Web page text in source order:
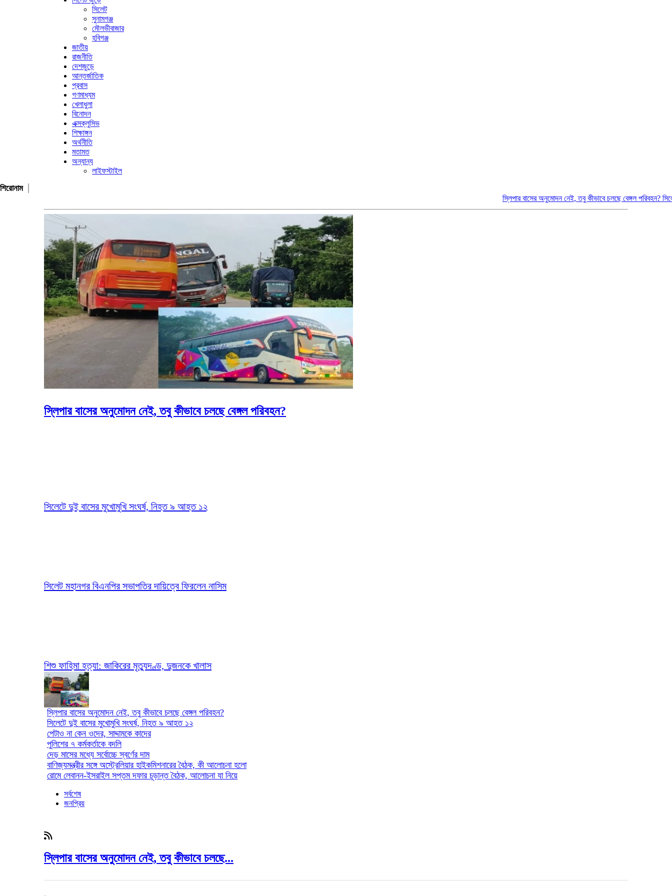
সিলেট
সুনামগঞ্জ
মৌলভীবাজার
হবিগঞ্জ
জাতীয়
রাজনীতি
দেশজুড়ে
আন্তর্জাতিক
প্রবাস
গণমাধ্যম
খেলাধুলা
বিনোদন
এক্সক্লুসিভ
শিক্ষাঙ্গন
অর্থনীতি
মতামত
অন্যান্য
লাইফস্টাইল
শিরোনাম
স্লিপার বাসের অনুমোদন নেই, তবু কীভাবে চলছে বেঙ্গল পরিবহন?সিলেটে দুই
স্লিপার বাসের অনুমোদন নেই, তবু কীভাবে চলছে বেঙ্গল পরিবহন?
সিলেটে দুই বাসের মুখোমুখি সংঘর্ষ, নিহত ৯ আহত ১২
সিলেট মহানগর বিএনপির সভাপতির দায়িত্বে ফিরলেন নাসিম
শিশু ফাহিমা হত্যা: জাকিরের মৃত্যুদণ্ড, দুজনকে খালাস
স্লিপার বাসের অনুমোদন নেই, তবু কীভাবে চলছে বেঙ্গল পরিবহন?
সিলেটে দুই বাসের মুখোমুখি সংঘর্ষ, নিহত ৯ আহত ১২
পেটাও না কেন ওদের, সাদ্দামকে কাদের
পুলিশের ৭ কর্মকর্তাকে বদলি
দেড় মাসের মধ্যে সর্বোচ্চে স্বর্ণের দাম
বাণিজ্যমন্ত্রীর সঙ্গে অস্ট্রেলিয়ার হাইকমিশনারের বৈঠক, কী আলোচনা হলো
রোমে লেবানন-ইসরাইল সপ্তম দফার চূড়ান্ত বৈঠক, আলোচনা যা নিয়ে
সর্বশেষ
জনপ্রিয়
স্লিপার বাসের অনুমোদন নেই, তবু কীভাবে চলছে...